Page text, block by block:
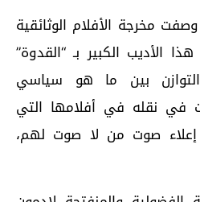
مخرجة الأفلام الوثائقية
الأديب الكبير بـ “القدوة”
بين ما هو سياسي
في نقله في أفلامها التي
صوت من لا صوت لهم،